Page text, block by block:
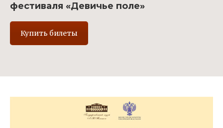
фестиваля «Девичье поле»
Купить билеты